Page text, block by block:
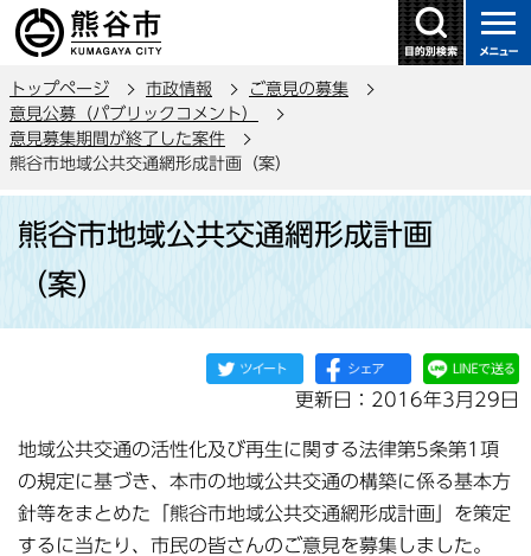
の
ー
ジ
の
先
トップページ 市政情報
ご意見の募集
意見公募（パブリックコメント）
意見募集期間が終了した案件
熊谷市地域公共交通網形成計画（案）
か
熊谷市地域公共交通網形成計画
（案）
更新日：2016年3月29日
地域公共交通の活性化及び再生に関する法律第5条第1項
の規定に基づき、本市の地域公共交通の構築に係る基本方
針等をまとめた「熊谷市地域公共交通網形成計画」を策定
するに当たり、市民の皆さんのご意見を募集しました。